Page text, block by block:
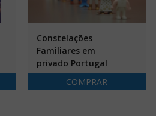
Constelações
Familiares em
privado Portugal
COMPRAR